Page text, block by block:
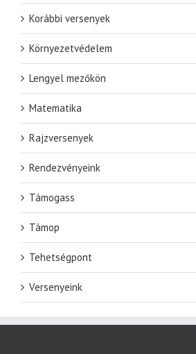
Korábbi versenyek
Környezetvédelem
Lengyel mezőkön
Matematika
Rajzversenyek
Rendezvényeink
Támogass
Támop
Tehetségpont
Versenyeink